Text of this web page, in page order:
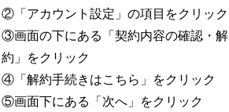
②「アカウント設定」の項目をクリック
③画面の下にある「契約内容の確認・解
約」をクリック
④「解約手続きはこちら」をクリック
⑤画面下にある「次へ」をクリック